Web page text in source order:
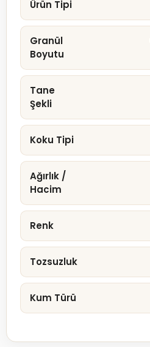
Ürün Tipi
Granül
Boyutu
Tane
Şekli
Koku Tipi
Ağırlık /
Hacim
Renk
Tozsuzluk
Kum Türü